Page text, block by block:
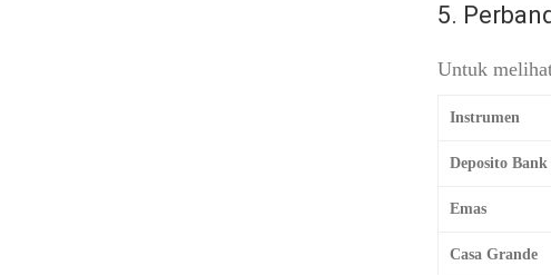
5.
Untuk
Instrumen
Deposito Bank
Emas
Casa Grande